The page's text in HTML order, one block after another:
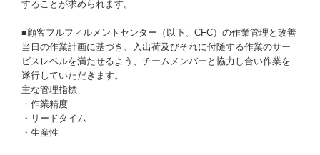
することが求められます。
■顧客フルフィルメントセンター（以下、CFC）の作業管理と改善
当日の作業計画に基づき、入出荷及びそれに付随する作業のサー
ビスレベルを満たせるよう、チームメンバーと協力し合い作業を
遂行していただきます。
主な管理指標
・作業精度
・リードタイム
・生産性